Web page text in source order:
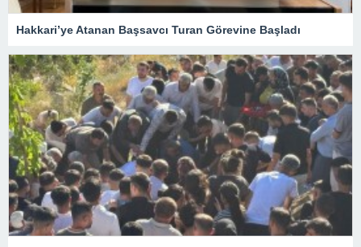
Hakkari’ye Atanan Başsavcı Turan Görevine Başladı